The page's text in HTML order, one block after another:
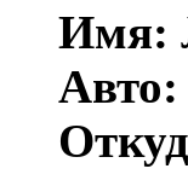
Имя:
Авто: